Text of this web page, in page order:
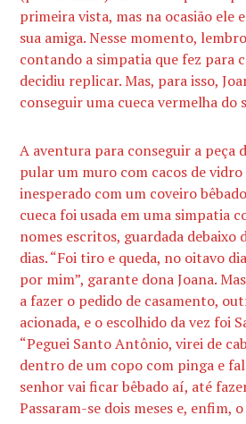
primeira vista, mas na ocasião ele
sua amiga. Nesse momento,
contando a simpatia que fez para
decidiu replicar. Mas, para isso,
conseguir uma cueca vermelha do
A aventura para conseguir a peça
pular um muro com cacos de
inesperado com um coveiro
cueca foi usada em uma simpatia
nomes escritos, guardada debaixo
dias. “Foi tiro e queda, no oitavo
por mim”, garante dona Joana.
a fazer o pedido de casamento,
acionada, e o escolhido da vez foi
“Peguei Santo Antônio, virei de
dentro de um copo com pinga e
senhor vai ficar bêbado aí, até
Passaram-se dois meses e, enfim,